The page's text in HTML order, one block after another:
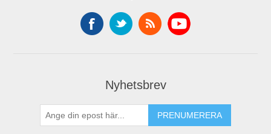
Nyhetsbrev